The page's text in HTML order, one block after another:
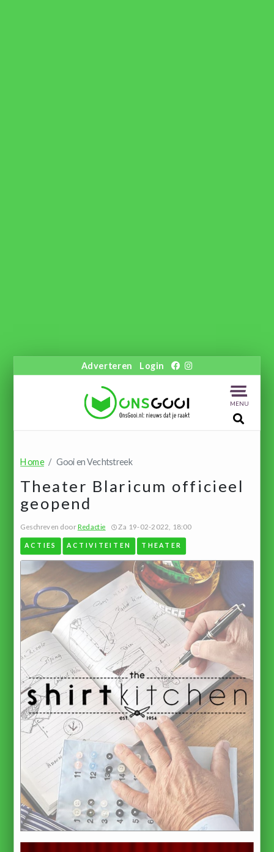
Adverteren Login
MENU
Home Gooi en Vechtstreek
Theater Blaricum officieel
geopend
Geschreven doorRedactie Za 19-02-2022, 18:00
ACTIES ACTIVITEITEN THEATER